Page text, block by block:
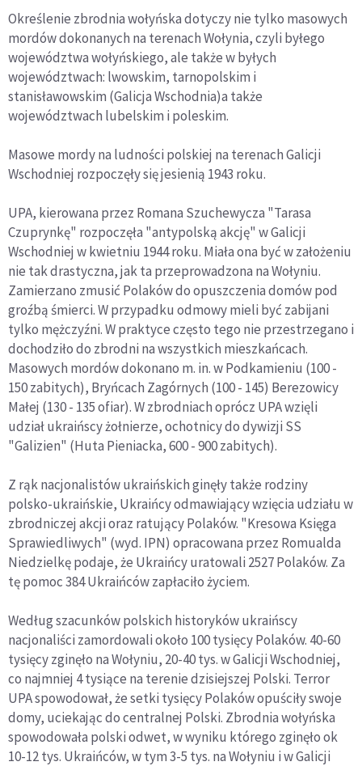
Określenie zbrodnia wołyńska dotyczy nie tylko masowych
mordów dokonanych na terenach Wołynia, czyli byłego
województwa wołyńskiego, ale także w byłych
województwach: lwowskim, tarnopolskim i
stanisławowskim (Galicja Wschodnia)a także
województwach lubelskim i poleskim.
Masowe mordy na ludności polskiej na terenach Galicji
Wschodniej rozpoczęły się jesienią 1943 roku.
UPA, kierowana przez Romana Szuchewycza "Tarasa
Czuprynkę" rozpoczęła "antypolską akcję" w Galicji
Wschodniej w kwietniu 1944 roku. Miała ona być w założeniu
nie tak drastyczna, jak ta przeprowadzona na Wołyniu.
Zamierzano zmusić Polaków do opuszczenia domów pod
groźbą śmierci. W przypadku odmowy mieli być zabijani
tylko mężczyźni. W praktyce często tego nie przestrzegano i
dochodziło do zbrodni na wszystkich mieszkańcach.
Masowych mordów dokonano m. in. w Podkamieniu (100 -
150 zabitych), Bryńcach Zagórnych (100 - 145) Berezowicy
Małej (130 - 135 ofiar). W zbrodniach oprócz UPA wzięli
udział ukraińscy żołnierze, ochotnicy do dywizji SS
"Galizien" (Huta Pieniacka, 600 - 900 zabitych).
Z rąk nacjonalistów ukraińskich ginęły także rodziny
polsko-ukraińskie, Ukraińcy odmawiający wzięcia udziału w
zbrodniczej akcji oraz ratujący Polaków. "Kresowa Księga
Sprawiedliwych" (wyd. IPN) opracowana przez Romualda
Niedzielkę podaje, że Ukraińcy uratowali 2527 Polaków. Za
tę pomoc 384 Ukraińców zapłaciło życiem.
Według szacunków polskich historyków ukraińscy
nacjonaliści zamordowali około 100 tysięcy Polaków. 40-60
tysięcy zginęło na Wołyniu, 20-40 tys. w Galicji Wschodniej,
co najmniej 4 tysiące na terenie dzisiejszej Polski. Terror
UPA spowodował, że setki tysięcy Polaków opuściły swoje
domy, uciekając do centralnej Polski. Zbrodnia wołyńska
spowodowała polski odwet, w wyniku którego zginęło ok
10-12 tys. Ukraińców, w tym 3-5 tys. na Wołyniu i w Galicji